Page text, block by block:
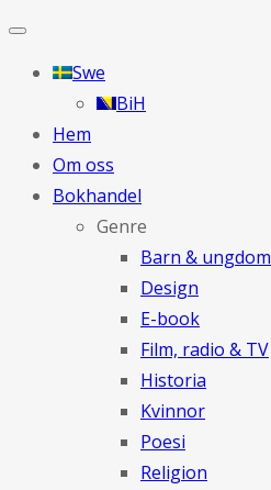
Swe
BiH
Hem
Om oss
Bokhandel
Genre
Barn & ungdom
Design
E-book
Film, radio & TV
Historia
Kvinnor
Poesi
Religion